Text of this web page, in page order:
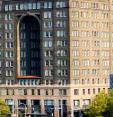
(amunt i avall), o bé fent